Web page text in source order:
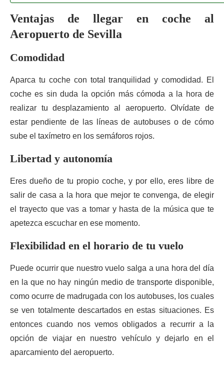
Ventajas de llegar en coche al
Aeropuerto de Sevilla
Comodidad
Aparca tu coche con total tranquilidad y comodidad. El
coche es sin duda la opción más cómoda a la hora de
realizar tu desplazamiento al aeropuerto. Olvídate de
estar pendiente de las líneas de autobuses o de cómo
sube el taxímetro en los semáforos rojos.
Libertad y autonomía
Eres dueño de tu propio coche, y por ello, eres libre de
salir de casa a la hora que mejor te convenga, de elegir
el trayecto que vas a tomar y hasta de la música que te
apetezca escuchar en ese momento.
Flexibilidad en el horario de tu vuelo
Puede ocurrir que nuestro vuelo salga a una hora del día
en la que no hay ningún medio de transporte disponible,
como ocurre de madrugada con los autobuses, los cuales
se ven totalmente descartados en estas situaciones. Es
entonces cuando nos vemos obligados a recurrir a la
opción de viajar en nuestro vehículo y dejarlo en el
aparcamiento del aeropuerto.